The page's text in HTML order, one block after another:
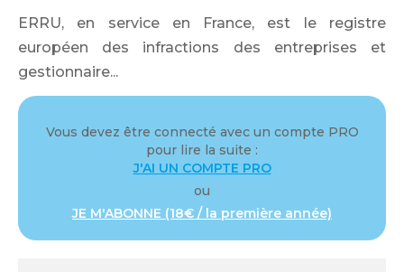
ERRU, en service en France, est le registre
européen des infractions des entreprises et
gestionnaire...
Vous devez être connecté avec un compte PRO
pour lire la suite :
J'AI UN COMPTE PRO
ou
JE M'ABONNE (18€ / la première année)
Identifiant ou adresse de courriel